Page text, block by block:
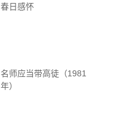
春日感怀
名师应当带高徒（1981
年）